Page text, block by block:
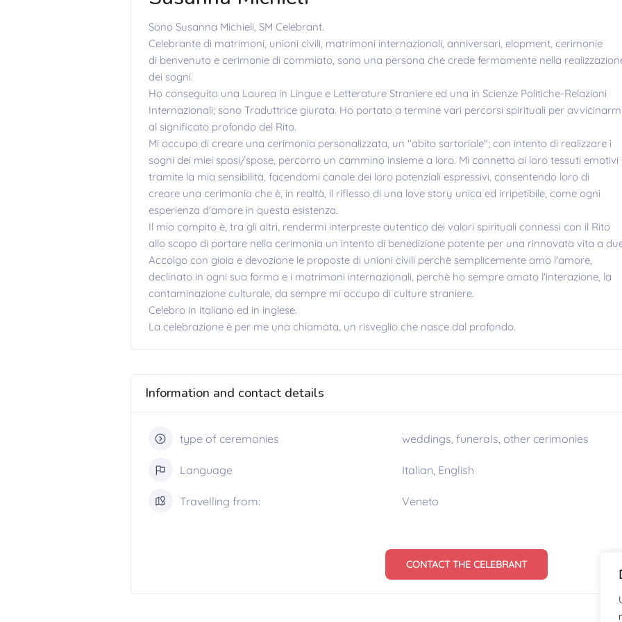
Sono Susanna Michieli, SM Celebrant.
Celebrante di matrimoni, unioni civili, matrimoni internazionali, anniversari, elopment, cerimonie
di benvenuto e cerimonie di commiato, sono una persona che crede fermamente nella
dei sogni.
Ho conseguito una Laurea in Lingue e Letterature Straniere ed una in Scienze Politiche-Relazioni
Internazionali; sono Traduttrice giurata. Ho portato a termine vari percorsi spirituali per avvicinarmi
al significato profondo del Rito.
Mi occupo di creare una cerimonia personalizzata, un "abito sartoriale"; con intento di realizzare i
sogni dei miei sposi/spose, percorro un cammino insieme a loro. Mi connetto ai loro tessuti emotivi
tramite la mia sensibilità, facendomi canale dei loro potenziali espressivi, consentendo loro di
creare una cerimonia che è, in realtà, il riflesso di una love story unica ed irripetibile, come ogni
esperienza d'amore in questa esistenza.
Il mio compito è, tra gli altri, rendermi interpreste autentico dei valori spirituali connessi con il Rito
allo scopo di portare nella cerimonia un intento di benedizione potente per una rinnovata vita a
Accolgo con gioia e devozione le proposte di unioni civili perchè semplicemente amo l'amore,
declinato in ogni sua forma e i matrimoni internazionali, perchè ho sempre amato l'interazione, la
contaminazione culturale, da sempre mi occupo di culture straniere.
Celebro in italiano ed in inglese.
La celebrazione è per me una chiamata, un risveglio che nasce dal profondo.
Information and contact details
type of ceremonies weddings, funerals, other cerimonies
Language Italian, English
Travelling from: Veneto
CONTACT THE CELEBRANT